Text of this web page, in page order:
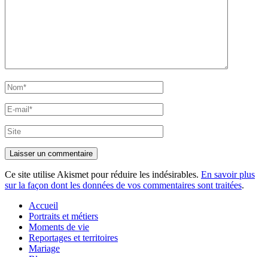
Nom*
E-
mail*
Site
Ce site utilise Akismet pour réduire les indésirables. En savoir plus
sur la façon dont les données de vos commentaires sont traitées.
Accueil
Portraits et métiers
Moments de vie
Reportages et territoires
Mariage